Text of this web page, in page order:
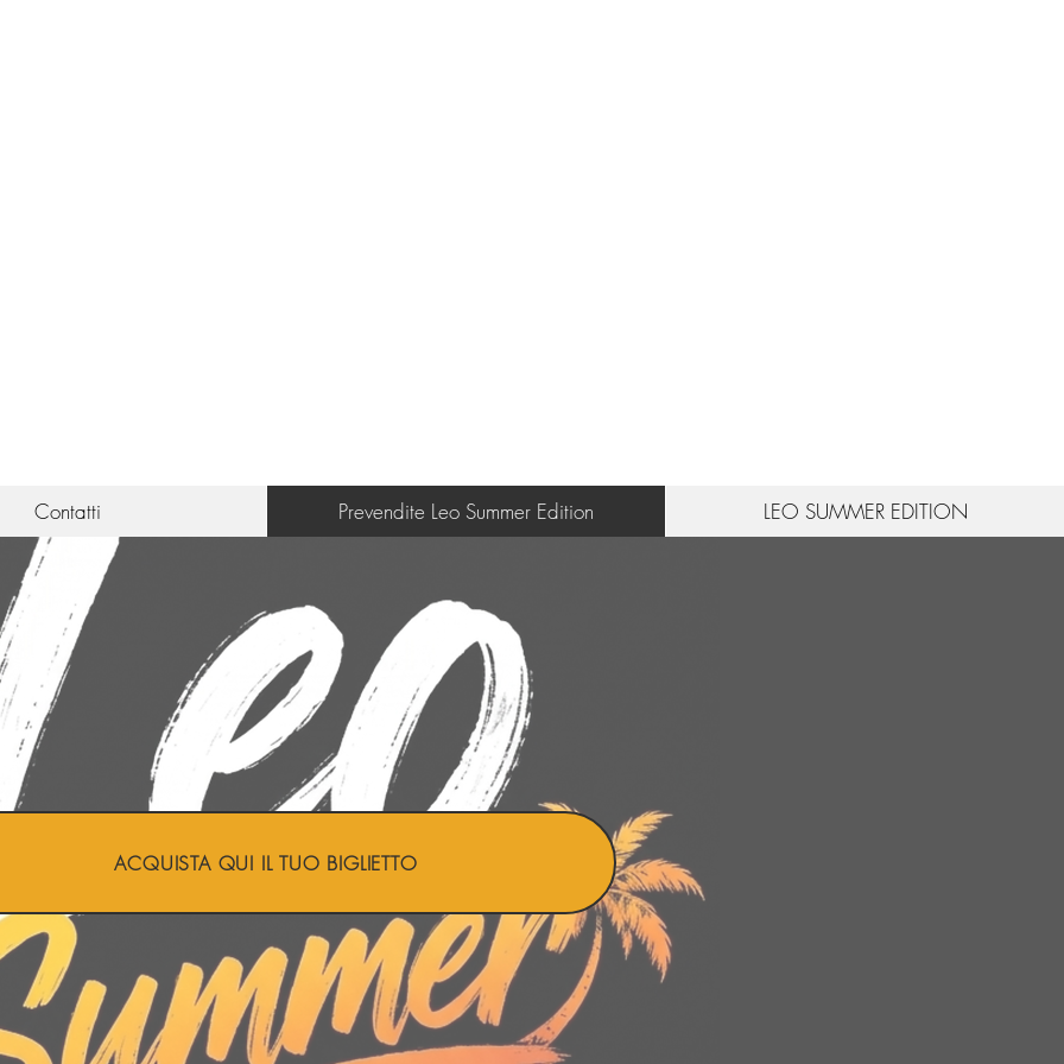
Contatti Prevendite Leo Summer Edition LEO SUMMER EDITION
ACQUISTA QUI IL TUO BIGLIETTO